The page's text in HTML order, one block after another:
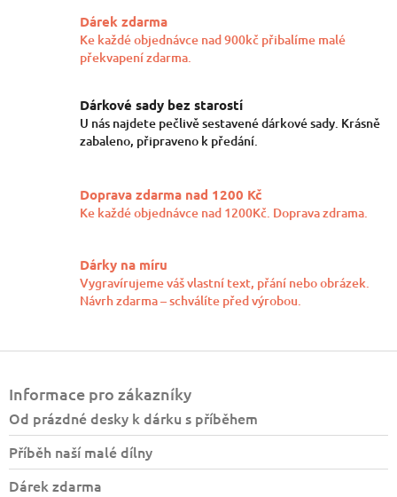
í
v
k
y
v
i
s
n
Dárek zdarma
Ke každé objednávce nad 900kč přibalíme malé
překvapení zdarma.
Dárkové sady bez starostí
U nás najdete pečlivě sestavené dárkové sady. Krásně
zabaleno, připraveno k předání.
Doprava zdarma nad 1200 Kč
Ke každé objednávce nad 1200Kč. Doprava zdrama.
Dárky na míru
Vygravírujeme váš vlastní text, přání nebo obrázek.
Návrh zdarma – schválíte před výrobou.
Informace pro zákazníky
Od prázdné desky k dárku s příběhem
Příběh naší malé dílny
Dárek zdarma